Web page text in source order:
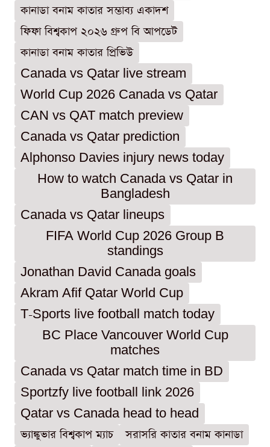
কানাডা বনাম কাতার সম্ভাব্য একাদশ
ফিফা বিশ্বকাপ ২০২৬ গ্রুপ বি আপডেট
কানাডা বনাম কাতার প্রিভিউ
Canada vs Qatar live stream
World Cup 2026 Canada vs Qatar
CAN vs QAT match preview
Canada vs Qatar prediction
Alphonso Davies injury news today
How to watch Canada vs Qatar in
Bangladesh
Canada vs Qatar lineups
FIFA World Cup 2026 Group B
standings
Jonathan David Canada goals
Akram Afif Qatar World Cup
T-Sports live football match today
BC Place Vancouver World Cup
matches
Canada vs Qatar match time in BD
Sportzfy live football link 2026
Qatar vs Canada head to head
ভ্যাঙ্কুভার বিশ্বকাপ ম্যাচ
সরাসরি কাতার বনাম কানাডা